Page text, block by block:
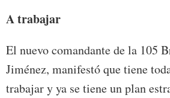
A trabajar
El nuevo comandante de la 105
Jiménez, manifestó que tiene
trabajar y ya se tiene un plan